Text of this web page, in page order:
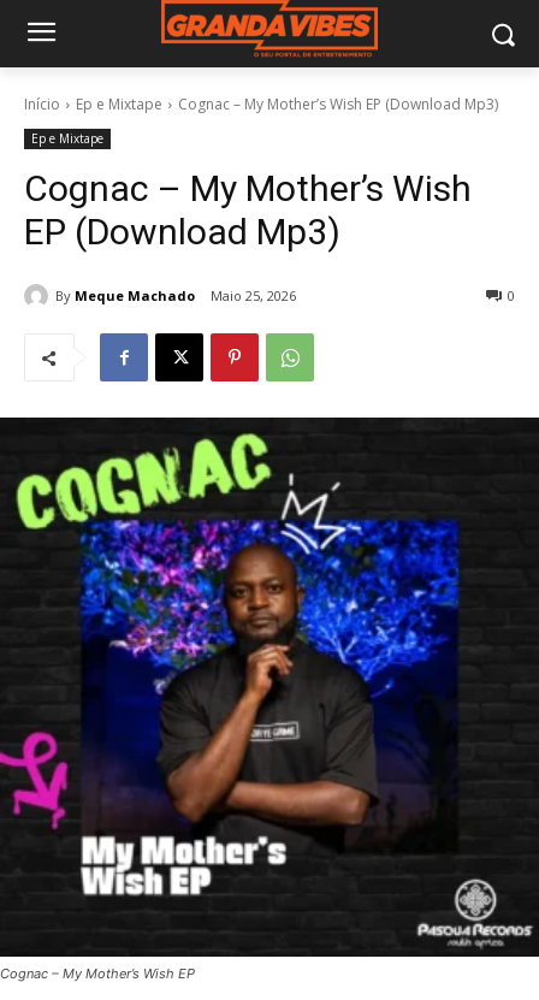
Início Ep e Mixtape Cognac – My Mother’s Wish EP (Download Mp3)
Ep e Mixtape
Cognac – My Mother’s Wish
EP (Download Mp3)
By Meque Machado Maio 25, 2026 0
Cognac – My Mother’s Wish EP